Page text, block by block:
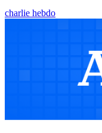
charlie hebdo